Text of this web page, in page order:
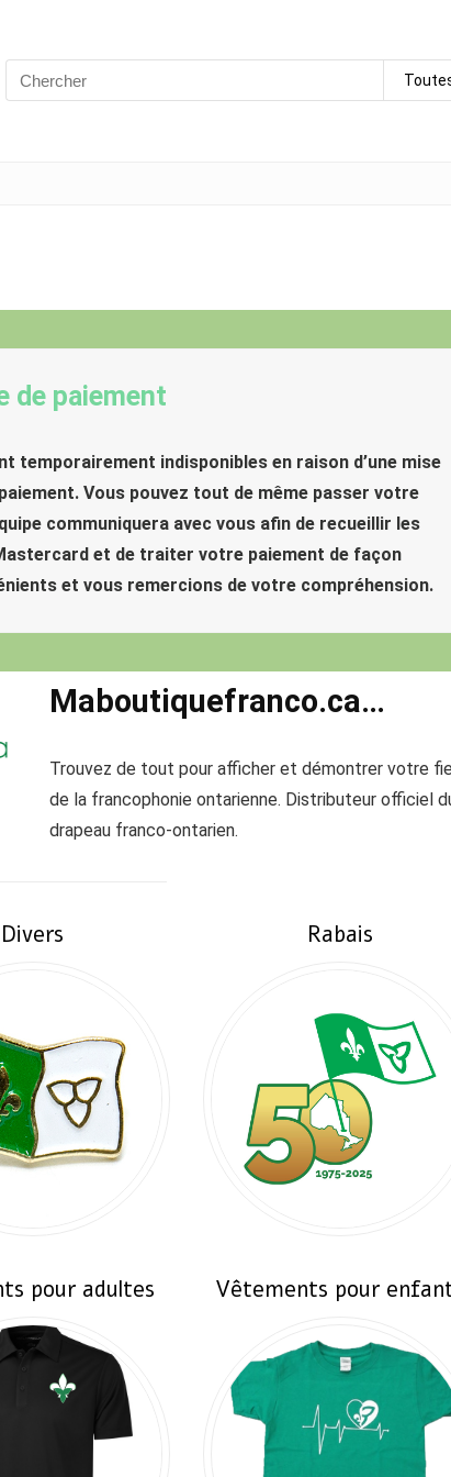
for:
de paiement
temporairement indisponibles en raison d’une mise
Vous pouvez tout de même passer votre
communiquera avec vous afin de recueillir les
et de traiter votre paiement de façon
et vous remercions de votre compréhension.
Maboutiquefranco.ca…
Trouvez de tout pour afficher et démontrer votre
de la francophonie ontarienne. Distributeur officiel
drapeau franco-ontarien.
Divers Rabais
pour adultes Vêtements pour